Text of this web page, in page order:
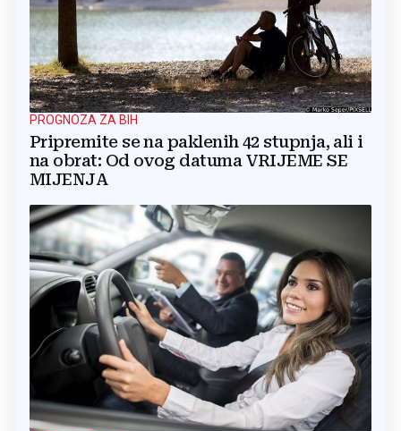
PROGNOZA ZA BIH
Pripremite se na paklenih 42 stupnja, ali i
na obrat: Od ovog datuma VRIJEME SE
MIJENJA